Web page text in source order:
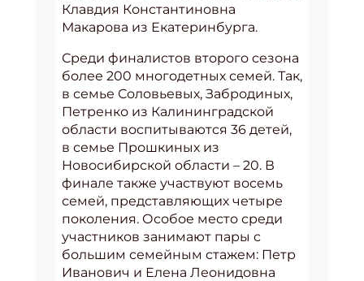
Клавдия Константиновна
Макарова из Екатеринбурга.
Среди финалистов второго сезона
более 200 многодетных семей. Так,
в семье Соловьевых, Забродиных,
Петренко из Калининградской
области воспитываются 36 детей,
в семье Прошкиных из
Новосибирской области – 20. В
финале также участвуют восемь
семей, представляющих четыре
поколения. Особое место среди
участников занимают пары с
большим семейным стажем: Петр
Иванович и Елена Леонидовна